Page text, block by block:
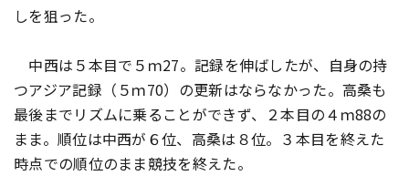
しを狙った。
中西は５本目で５ｍ27。記録を伸ばしたが、自身の持
つアジア記録（５ｍ70）の更新はならなかった。高桑も
最後までリズムに乗ることができず、２本目の４ｍ88の
まま。順位は中西が６位、高桑は８位。３本目を終えた
時点での順位のまま競技を終えた。